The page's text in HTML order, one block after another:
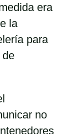
era
la
para
de
no